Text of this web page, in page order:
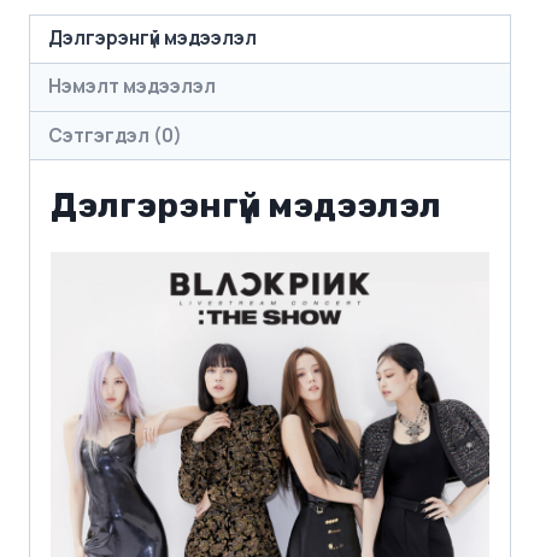
Дэлгэрэнгүй мэдээлэл
Нэмэлт мэдээлэл
Сэтгэгдэл (0)
Дэлгэрэнгүй мэдээлэл